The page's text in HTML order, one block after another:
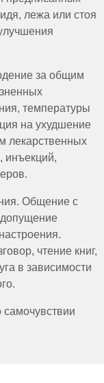
лежа или стоя
за общим
температуры
на ухудшение
лекарственных
инъекций,
Общение с
чтение книг,
в зависимости